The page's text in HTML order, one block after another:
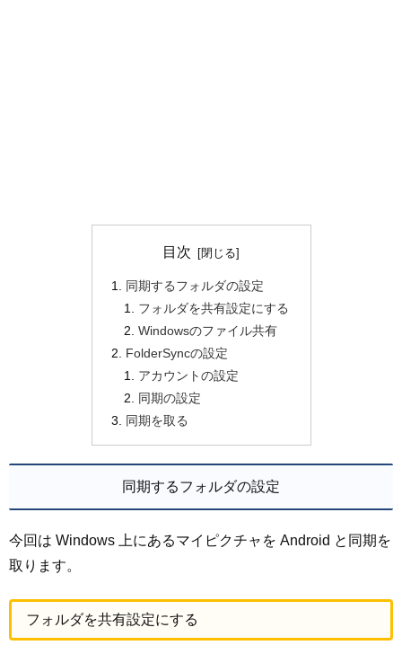
目次
同期するフォルダの設定
フォルダを共有設定にする
Windowsのファイル共有
FolderSyncの設定
アカウントの設定
同期の設定
同期を取る
同期するフォルダの設定
今回は Windows 上にあるマイピクチャを Android と同期を
取ります。
フォルダを共有設定にする